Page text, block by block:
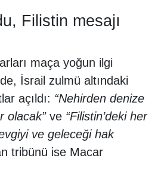
Filistin mesajı
maça yoğun ilgi
İsrail zulmü altındaki
açıldı: “Nehirden denize
olacak”ve “Filistin’deki her
ve geleceği hak
tribünü ise Macar